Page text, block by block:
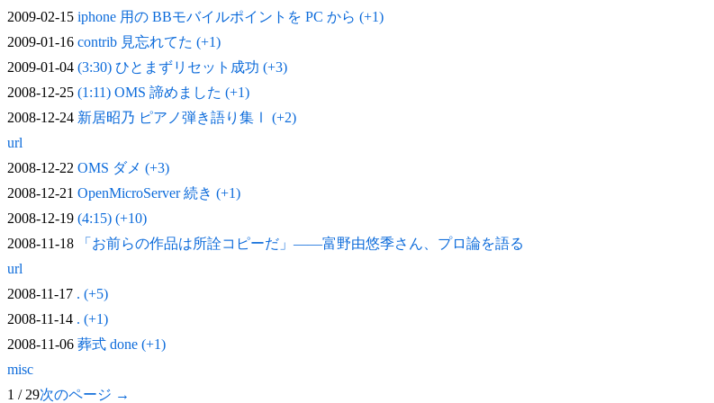
2009-02-15 iphone 用の BBモバイルポイントを PC から (+1)
2009-01-16 contrib 見忘れてた (+1)
2009-01-04 (3:30) ひとまずリセット成功 (+3)
2008-12-25 (1:11) OMS 諦めました (+1)
2008-12-24 新居昭乃 ピアノ弾き語り集Ⅰ (+2)
url
2008-12-22 OMS ダメ (+3)
2008-12-21 OpenMicroServer 続き (+1)
2008-12-19 (4:15) (+10)
2008-11-18
「お前らの作品は所詮コピーだ」——富野由悠季さん、プロ論を語る
url
2008-11-17 . (+5)
2008-11-14 . (+1)
2008-11-06 葬式 done (+1)
misc
1 / 29次のページ →